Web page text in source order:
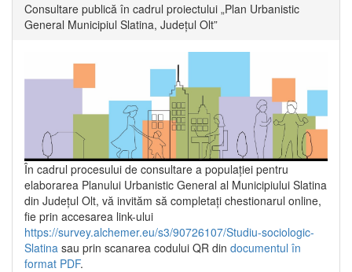
Consultare publică în cadrul proiectului „Plan Urbanistic
General Municipiul Slatina, Județul Olt”
În cadrul procesului de consultare a populaţiei pentru
elaborarea Planului Urbanistic General al Municipiului Slatina
din Județul Olt, vă invităm să completați chestionarul online,
fie prin accesarea link-ului
https://survey.alchemer.eu/s3/90726107/Studiu-sociologic-
Slatina sau prin scanarea codului QR din documentul în
format PDF.